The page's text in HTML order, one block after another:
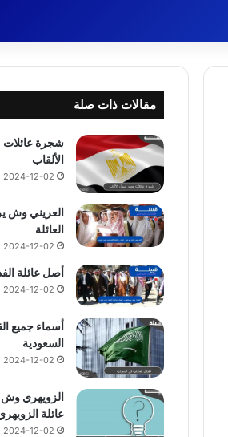
مقالات ذات صلة
شجرة
الألقاب
2024-12-02
العريني وش
العائلة
2024-12-02
أصل عائلة
2024-12-02
أسماء جميع
السعودية
2024-12-02
الزويهري
عائلة
2024-12-02